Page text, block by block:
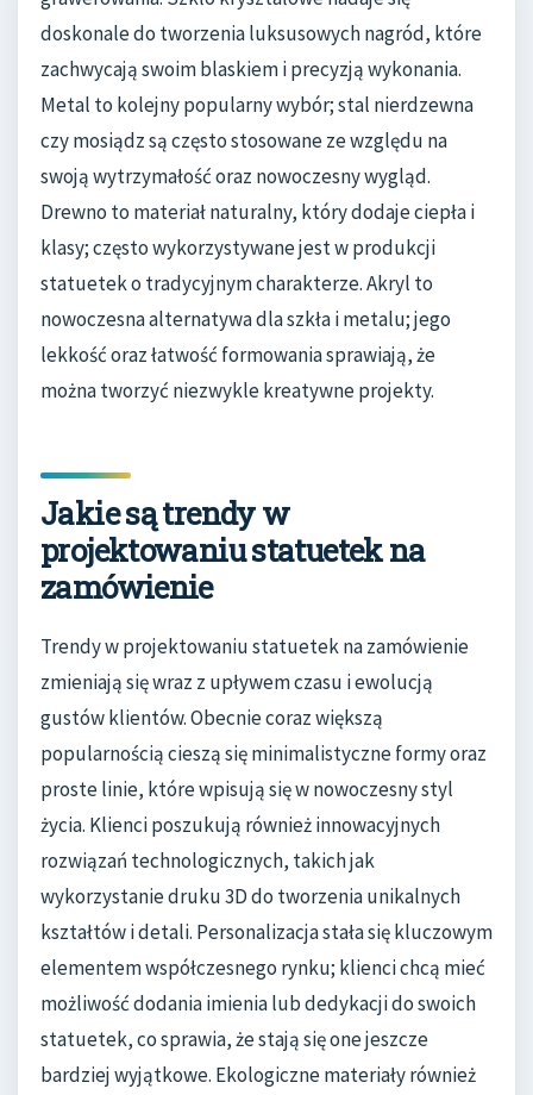
doskonale do tworzenia luksusowych nagród, które
zachwycają swoim blaskiem i precyzją wykonania.
Metal to kolejny popularny wybór; stal nierdzewna
czy mosiądz są często stosowane ze względu na
swoją wytrzymałość oraz nowoczesny wygląd.
Drewno to materiał naturalny, który dodaje ciepła i
klasy; często wykorzystywane jest w produkcji
statuetek o tradycyjnym charakterze. Akryl to
nowoczesna alternatywa dla szkła i metalu; jego
lekkość oraz łatwość formowania sprawiają, że
można tworzyć niezwykle kreatywne projekty.
Jakie są trendy w
projektowaniu statuetek na
zamówienie
Trendy w projektowaniu statuetek na zamówienie
zmieniają się wraz z upływem czasu i ewolucją
gustów klientów. Obecnie coraz większą
popularnością cieszą się minimalistyczne formy oraz
proste linie, które wpisują się w nowoczesny styl
życia. Klienci poszukują również innowacyjnych
rozwiązań technologicznych, takich jak
wykorzystanie druku 3D do tworzenia unikalnych
kształtów i detali. Personalizacja stała się kluczowym
elementem współczesnego rynku; klienci chcą mieć
możliwość dodania imienia lub dedykacji do swoich
statuetek, co sprawia, że stają się one jeszcze
bardziej wyjątkowe. Ekologiczne materiały również